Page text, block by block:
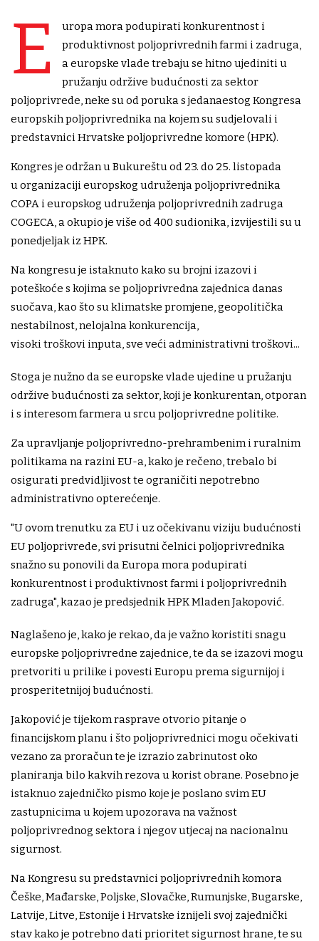
E
uropa mora podupirati konkurentnost i
produktivnost poljoprivrednih farmi i zadruga,
a europske vlade trebaju se hitno ujediniti u
pružanju održive budućnosti za sektor
poljoprivrede, neke su od poruka s jedanaestog Kongresa
europskih poljoprivrednika na kojem su sudjelovali i
predstavnici Hrvatske poljoprivredne komore (HPK).
Kongres je održan u Bukureštu od 23. do 25. listopada
u organizaciji europskog udruženja poljoprivrednika
COPA i europskog udruženja poljoprivrednih zadruga
COGECA, a okupio je više od 400 sudionika, izvijestili su u
ponedjeljak iz HPK.
Na kongresu je istaknuto kako su brojni izazovi i
poteškoće s kojima se poljoprivredna zajednica danas
suočava, kao što su klimatske promjene, geopolitička
nestabilnost, nelojalna konkurencija,
visoki troškovi inputa, sve veći administrativni troškovi...
Stoga je nužno da se europske vlade ujedine u pružanju
održive budućnosti za sektor, koji je konkurentan, otporan
i s interesom farmera u srcu poljoprivredne politike.
Za upravljanje poljoprivredno-prehrambenim i ruralnim
politikama na razini EU-a, kako je rečeno, trebalo bi
osigurati predvidljivost te ograničiti nepotrebno
administrativno opterećenje.
"U ovom trenutku za EU i uz očekivanu viziju budućnosti
EU poljoprivrede, svi prisutni čelnici poljoprivrednika
snažno su ponovili da Europa mora podupirati
konkurentnost i produktivnost farmi i poljoprivrednih
zadruga", kazao je predsjednik HPK Mladen Jakopović.
Naglašeno je, kako je rekao, da je važno koristiti snagu
europske poljoprivredne zajednice, te da se izazovi mogu
pretvoriti u prilike i povesti Europu prema sigurnijoj i
prosperitetnijoj budućnosti.
Jakopović je tijekom rasprave otvorio pitanje o
financijskom planu i što poljoprivrednici mogu očekivati
vezano za proračun te je izrazio zabrinutost oko
planiranja bilo kakvih rezova u korist obrane. Posebno je
istaknuo zajedničko pismo koje je poslano svim EU
zastupnicima u kojem upozorava na važnost
poljoprivrednog sektora i njegov utjecaj na nacionalnu
sigurnost.
Na Kongresu su predstavnici poljoprivrednih komora
Češke, Mađarske, Poljske, Slovačke, Rumunjske, Bugarske,
Latvije, Litve, Estonije i Hrvatske iznijeli svoj zajednički
stav kako je potrebno dati prioritet sigurnost hrane, te su